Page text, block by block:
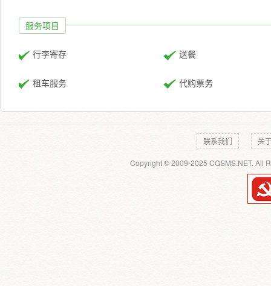
服务项目
行李寄存 送餐
租车服务 代购票务
联系我们 关
Copyright © 2009-2025 CQSMS.NET. All